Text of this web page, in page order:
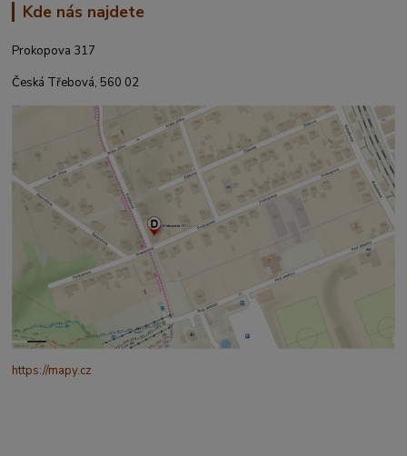
Kde nás najdete
Prokopova 317
Česká Třebová, 560 02
https://mapy.cz